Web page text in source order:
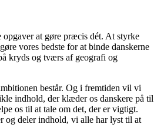
at gøre præcis dét. At styrke
vores bedste for at binde danskerne
kryds og tværs af geografi og
består. Og i fremtiden vil vi
indhold, der klæder os danskere på til
os til at tale om det, der er vigtigt.
og deler indhold, vi alle har lyst til at